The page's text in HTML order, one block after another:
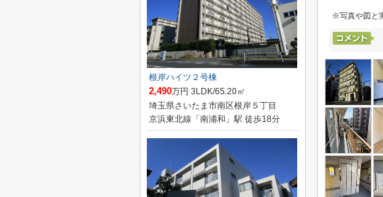
※写真や図と
根岸ハイツ２号棟
2,490万円 3LDK/65.20㎡
埼玉県さいたま市南区根岸５丁目
京浜東北線「南浦和」駅 徒歩18分